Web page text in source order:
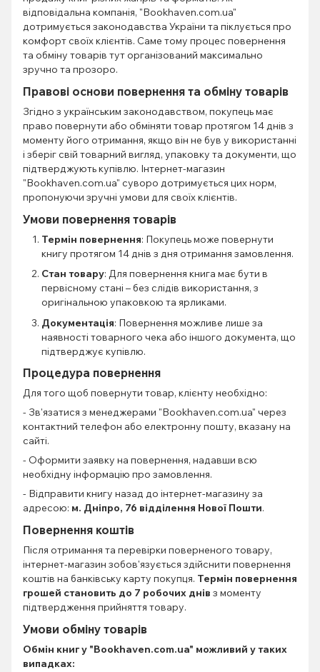
відповідальна компанія, "Bookhaven.com.ua"
дотримується законодавства України та піклується про
комфорт своїх клієнтів. Саме тому процес повернення
та обміну товарів тут організований максимально
зручно та прозоро.
Правові основи повернення та обміну товарів
Згідно з українським законодавством, покупець має
право повернути або обміняти товар протягом 14 днів з
моменту його отримання, якщо він не був у використанні
і зберіг свій товарний вигляд, упаковку та документи, що
підтверджують купівлю. Інтернет-магазин
"Bookhaven.com.ua" суворо дотримується цих норм,
пропонуючи зручні умови для своїх клієнтів.
Умови повернення товарів
Термін повернення: Покупець може повернути
книгу протягом 14 днів з дня отримання замовлення.
Стан товару: Для повернення книга має бути в
первісному стані – без слідів використання, з
оригінальною упаковкою та ярликами.
Документація: Повернення можливе лише за
наявності товарного чека або іншого документа, що
підтверджує купівлю.
Процедура повернення
Для того щоб повернути товар, клієнту необхідно:
- Зв'язатися з менеджерами "Bookhaven.com.ua" через
контактний телефон або електронну пошту, вказану на
сайті.
- Оформити заявку на повернення, надавши всю
необхідну інформацію про замовлення.
- Відправити книгу назад до інтернет-магазину за
адресою: м. Дніпро, 76 відділення Нової Пошти.
Повернення коштів
Після отримання та перевірки поверненого товару,
інтернет-магазин зобов'язується здійснити повернення
коштів на банківську карту покупця. Термін повернення
грошей становить до 7 робочих днів з моменту
підтвердження прийняття товару.
Умови обміну товарів
Обмін книгу "Bookhaven.com.ua" можливий у таких
випадках: